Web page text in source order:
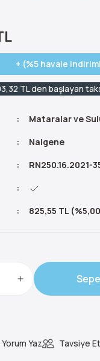
+ (%5 havale
TL den başlayan
Mataralar ve
Nalgene
RN250.16.2021-
825,55 TL
Yorum Yaz Tavsiye Et